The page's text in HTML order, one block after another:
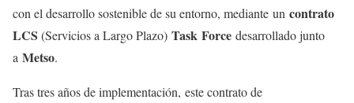
con el desarrollo sostenible de su entorno, mediante un contrato
LCS (Servicios a Largo Plazo) Task Force desarrollado junto
a Metso.
Tras tres años de implementación, este contrato de